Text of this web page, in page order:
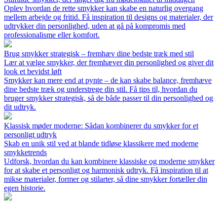
Oplev hvordan de rette smykker kan skabe en naturlig overgang
mellem arbejde og fritid. Få inspiration til designs og materialer, der
udtrykker din personlighed, uden at gå på kompromis med
professionalisme eller komfort.
Brug smykker strategisk – fremhæv dine bedste træk med stil
Lær at vælge smykker, der fremhæver din personlighed og giver dit
look et bevidst løft
Smykker kan mere end at pynte – de kan skabe balance, fremhæve
dine bedste træk og understrege din stil. Få tips til, hvordan du
bruger smykker strategisk, så de både passer til din personlighed og
dit udtryk.
Klassisk møder moderne: Sådan kombinerer du smykker for et
personligt udtryk
Skab en unik stil ved at blande tidløse klassikere med moderne
smykketrends
Udforsk, hvordan du kan kombinere klassiske og moderne smykker
for at skabe et personligt og harmonisk udtryk. Få inspiration til at
mikse materialer, former og stilarter, så dine smykker fortæller din
egen historie.